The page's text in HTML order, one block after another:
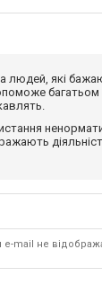
людей, які
e-mail не